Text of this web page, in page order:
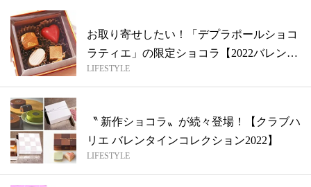
お取り寄せしたい！「デプラポールショコ
ラティエ」の限定ショコラ【2022バレン
タ...
LIFESTYLE
〝 新作ショコラ〟が続々登場！【クラブハ
リエ バレンタインコレクション2022】
LIFESTYLE